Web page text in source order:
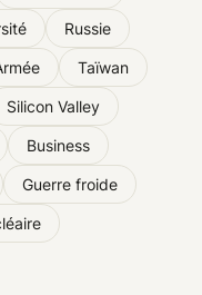
Russie
Taïwan
Silicon Valley
Business
Guerre froide